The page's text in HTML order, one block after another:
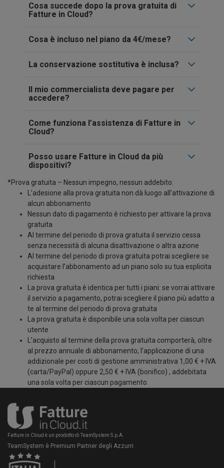
Cosa succede dopo la prova gratuita di
Fatture in Cloud?
Cosa è incluso nel piano da 4€/mese?
La conservazione sostitutiva è inclusa?
Il mio commercialista deve pagare per
accedere?
Come funziona l’assistenza di Fatture in
Cloud?
Posso usare Fatture in Cloud da più
dispositivi?
*Prova gratuita – Nessun impegno, nessun addebito:
L’adesione alla prova gratuita non dà luogo all’attivazione di
alcun abbonamento
Nessun dato di pagamento è richiesto per attivare la prova
gratuita
Al termine del periodo di prova gratuita il servizio cessa
senza necessità di alcuna disattivazione o altra azione
Al termine del periodo di prova gratuita potrai scegliere se
acquistare l’abbonamento ad un piano solo su tua esplicita
richiesta
La prova gratuita è identica per tutti i piani: se vorrai attivare
il servizio a pagamento, potrai scegliere il piano più adatto a
te al termine del periodo di prova gratuita
La prova gratuita è disponibile una sola volta per ciascun
utente
L’acquisto al termine della prova gratuita comporterà, oltre
al prezzo annuale di abbonamento, l’applicazione di una
addizionale per costi di gestione amministrativa 1,00 € + IVA
(carta/PayPal) oppure 2,50 € + IVA (bonifico) , addebitata
una sola volta per ciascun pagamento.
Fatture in Cloud è un prodotto di TeamSystem S.p.A.
TeamSystem è Premium Partner degli Azzurri